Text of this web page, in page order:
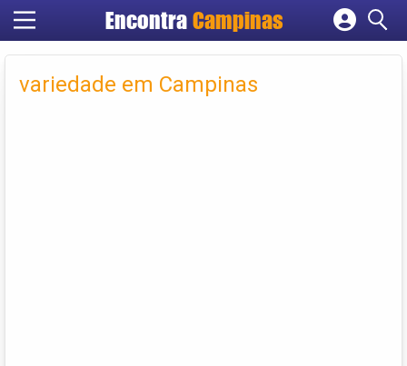
Encontra Campinas
Cadastrar empresa
Criar conta
variedade em Campinas